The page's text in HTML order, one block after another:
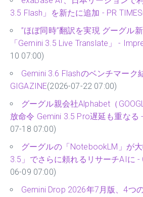
3.5 Flash」を新たに追加 - PR TIMES
”ほぼ同時”翻訳を実現 グーグル
「Gemini 3.5 Live Translate」 -
10 07:00)
Gemini 3.6 Flashのベンチマーク
GIGAZINE(2026-07-22 07:00)
グーグル親会社Alphabet（
放命令 Gemini 3.5 Pro遅延も重なる
07-18 07:00)
グーグルの「NotebookLM」が
3.5」でさらに頼れるリサーチAIに -
06-09 07:00)
Gemini Drop 2026年7月版、4つ